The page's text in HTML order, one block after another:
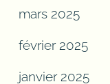
mars 2025
février 2025
janvier 2025